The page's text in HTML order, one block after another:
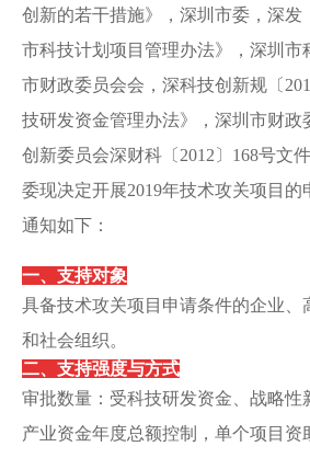
创新的若干措施》，深圳市委，深发
市科技计划项目管理办法》，深圳市
市财政委员会会，深科技创新规〔
技研发资金管理办法》，深圳市财政
创新委员会深财科〔2012〕168号文
委现决定开展2019年技术攻关项目的
通知如下：
一、支持对象
具备技术攻关项目申请条件的企业、
和社会组织。
二、支持强度与方式
审批数量：受科技研发资金、战略性
产业资金年度总额控制，单个项目资